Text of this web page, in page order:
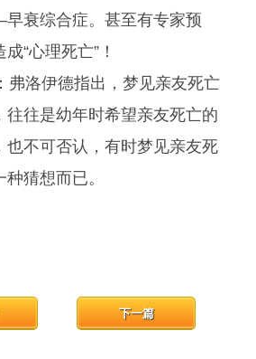
衰综合症。甚至有专家预
“心理死亡”！
洛伊德指出，梦见亲友死亡
往往是幼年时希望亲友死亡的
也不可否认，有时梦见亲友死
猜想而已。
下一篇